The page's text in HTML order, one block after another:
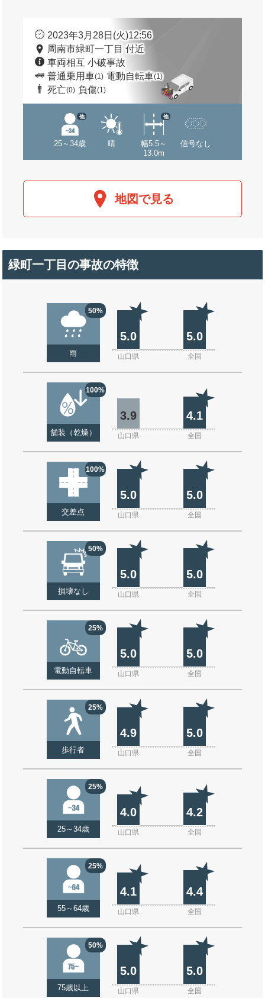
2023年3月28日(火)12:56
周南市緑町一丁目 付近
車両相互 小破事故
普通乗用車(1) 電動自転車(1)
死亡(0) 負傷(1)
25～34歳
他
晴
幅5.5～
13.0m
他
信号なし
地図で見る
緑町一丁目の事故の特徴
50%
雨
5.0 5.0
山口県 全国
100%
舗装（乾燥）
3.9 4.1
山口県 全国
100%
交差点
5.0 5.0
山口県 全国
50%
損壊なし
5.0 5.0
山口県 全国
25%
電動自転車
5.0 5.0
山口県 全国
25%
歩行者
4.9 5.0
山口県 全国
25%
25～34歳
4.0 4.2
山口県 全国
25%
55～64歳
4.1 4.4
山口県 全国
50%
75歳以上
5.0 5.0
山口県 全国